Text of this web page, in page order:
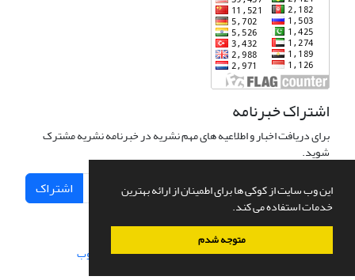
این وب سایت از کوکی ها برای اطمینان از ارائه بهترین
خدمات استفاده می کند.
متوجه شدم
اشتراک خبرنامه
برای دریافت اخبار و اطلاعیه های مهم نشریه در خبرنامه نشریه مشترک
شوید.
اشتراک
سامانه مدیریت نشریات علمی.طراحی و پیاده سازی از سیناوب